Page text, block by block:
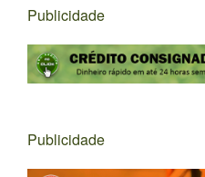
Publicidade
Publicidade